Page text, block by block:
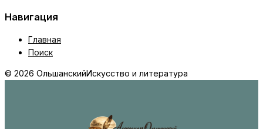
Навигация
Главная
Поиск
© 2026 ОльшанскийИскусство и литература